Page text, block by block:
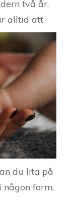
två år,
alltid att
du lita på
form.